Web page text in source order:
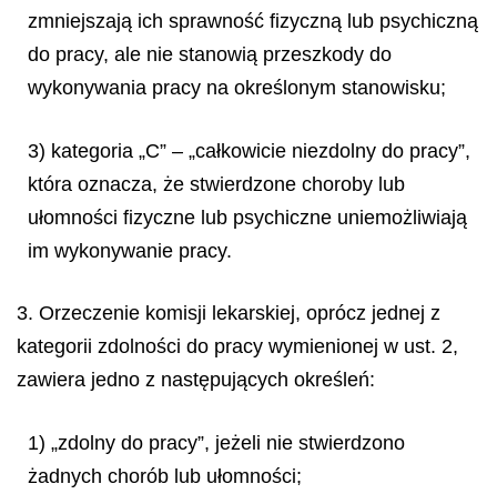
zmniejszają ich sprawność fizyczną lub psychiczną
do pracy, ale nie stanowią przeszkody do
wykonywania pracy na określonym stanowisku;
3) kategoria „C” – „całkowicie niezdolny do pracy”,
która oznacza, że stwierdzone choroby lub
ułomności fizyczne lub psychiczne uniemożliwiają
im wykonywanie pracy.
3. Orzeczenie komisji lekarskiej, oprócz jednej z
kategorii zdolności do pracy wymienionej w ust. 2,
zawiera jedno z następujących określeń:
1) „zdolny do pracy”, jeżeli nie stwierdzono
żadnych chorób lub ułomności;